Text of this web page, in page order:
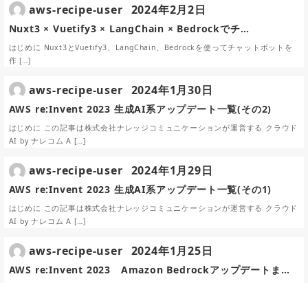
Nuxt3 × Vuetify3 × LangChain × Bedrockでチ…
はじめに Nuxt3とVuetify3、LangChain、Bedrockを使ってチャットボットを
作 […]
aws-recipe-user 2024年2月2日
AWS re:Invent 2023 生成AI系アップデート一覧(その2)
はじめに この記事は株式会社ナレッジコミュニケーションが運営する クラウド
AI by ナレコム A […]
aws-recipe-user 2024年1月30日
AWS re:Invent 2023 生成AI系アップデート一覧(その1)
はじめに この記事は株式会社ナレッジコミュニケーションが運営する クラウド
AI by ナレコム A […]
aws-recipe-user 2024年1月29日
AWS re:Invent 2023 Amazon Bedrockアップデートま…
aws-recipe-user 2024年1月25日